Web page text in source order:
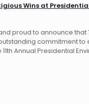
Wins at
proud to announce that
commitment to
Annual Presidential